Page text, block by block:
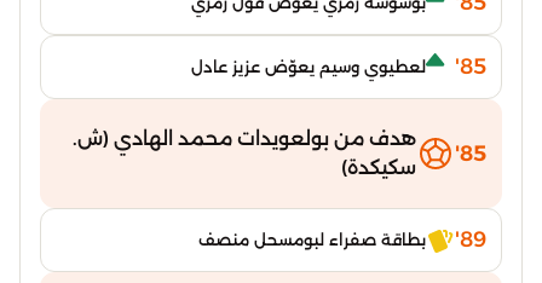
85' لعطيوي وسيم يعوّض عزيز عادل
85'
هدف من بولعويدات محمد الهادي (ش.
سكيكدة)
89' بطاقة صفراء لبومسحل منصف